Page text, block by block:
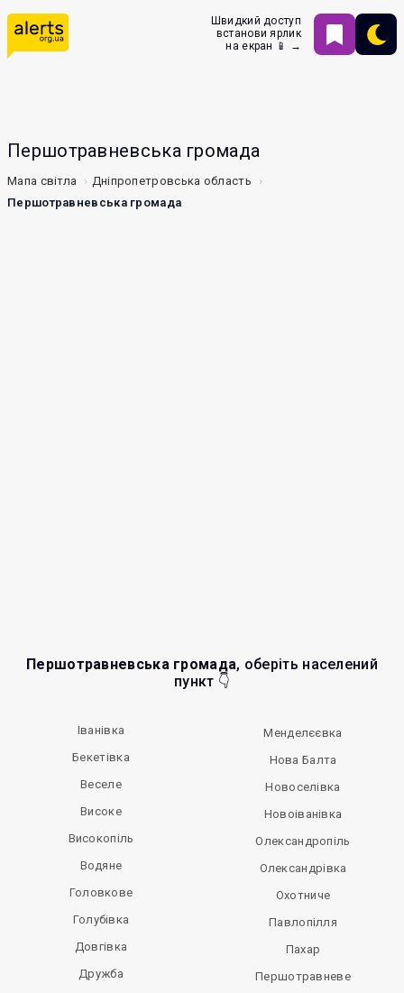
Швидкий доступ
встанови ярлик
на екран 📱 →
Першотравневська громада
Мапа світла
Дніпропетровська область
Першотравневська громада
Першотравневська громада, оберіть населений
пункт 👇
Іванівка
Бекетівка
Веселе
Високе
Високопіль
Водяне
Головкове
Голубівка
Довгівка
Дружба
Менделєєвка
Нова Балта
Новоселівка
Новоіванівка
Олександропіль
Олександрівка
Охотниче
Павлопілля
Пахар
Першотравневе